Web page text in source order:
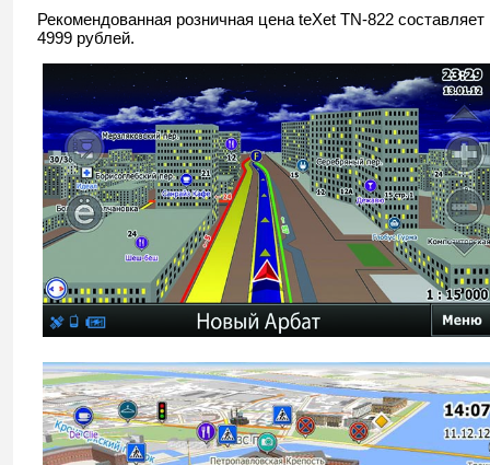
Рекомендованная розничная цена teXet TN-822 составляет
4999 рублей.